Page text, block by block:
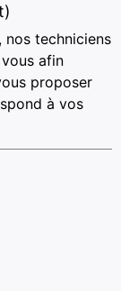
nos techniciens
afin
proposer
à vos